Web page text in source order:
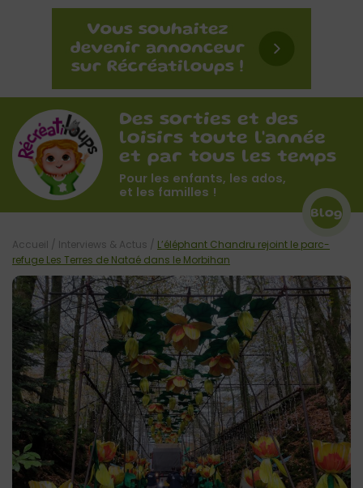
Des sorties et des
loisirs toute l'année
et par tous les temps
Pour les enfants, les ados,
et les familles !
Blog
Accueil / Interviews & Actus / L’éléphant Chandru rejoint le parc-
refuge Les Terres de Nataé dans le Morbihan